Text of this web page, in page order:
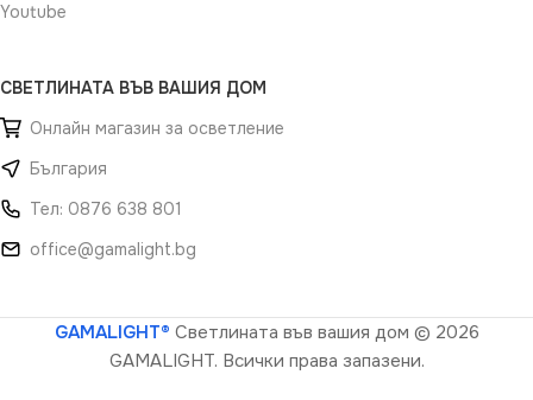
Youtube
СВЕТЛИНАТА ВЪВ ВАШИЯ ДОМ
Онлайн магазин за осветление
България
Тел: 0876 638 801
office@gamalight.bg
GAMALIGHT® Светлината във вашия дом © 2026
GAMALIGHT. Всички права запазени.